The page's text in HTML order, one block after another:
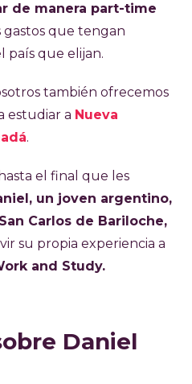
de manera part-time
gastos que tengan
país que elijan.
también ofrecemos
estudiar a Nueva
.
el final que les
un joven argentino,
Carlos de Bariloche,
su propia experiencia a
and Study.
Daniel